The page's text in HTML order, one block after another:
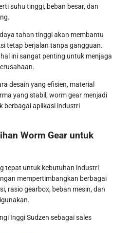
suhu tinggi, beban besar, dan
tahan tinggi akan membantu
tetap berjalan tanpa gangguan.
ini sangat penting untuk menjaga
desain yang efisien, material
yang stabil, worm gear menjadi
berbagai aplikasi industri
Worm Gear untuk
tepat untuk kebutuhan industri
mempertimbangkan berbagai
rasio gearbox, beban mesin, dan
Inggi Sudzen sebagai sales